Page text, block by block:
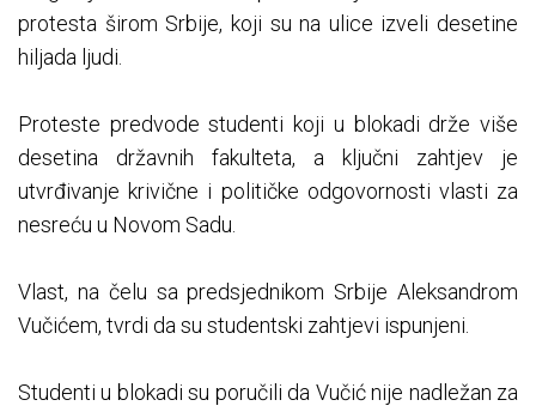
protesta širom Srbije, koji su na ulice izveli desetine
hiljada ljudi.
Proteste predvode studenti koji u blokadi drže više
desetina državnih fakulteta, a ključni zahtjev je
utvrđivanje krivične i političke odgovornosti vlasti za
nesreću u Novom Sadu.
Vlast, na čelu sa predsjednikom Srbije Aleksandrom
Vučićem, tvrdi da su studentski zahtjevi ispunjeni.
Studenti u blokadi su poručili da Vučić nije nadležan za